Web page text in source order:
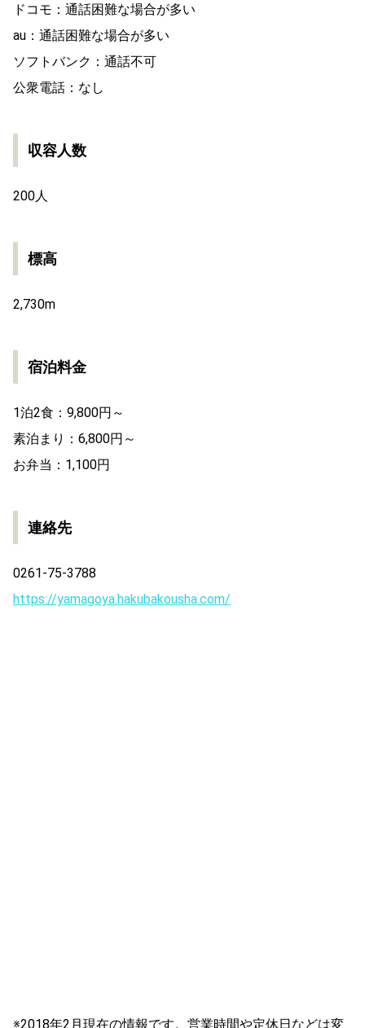
ドコモ：通話困難な場合が多い
au：通話困難な場合が多い
ソフトバンク：通話不可
公衆電話：なし
収容人数
200人
標高
2,730m
宿泊料金
1泊2食：9,800円～
素泊まり：6,800円～
お弁当：1,100円
連絡先
0261-75-3788
https://yamagoya.hakubakousha.com/
※2018年2月現在の情報です。営業時間や定休日などは変